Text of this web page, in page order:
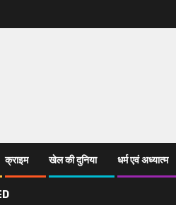
क्राइम खेल की दुनिया धर्म एवं अध्यात्म